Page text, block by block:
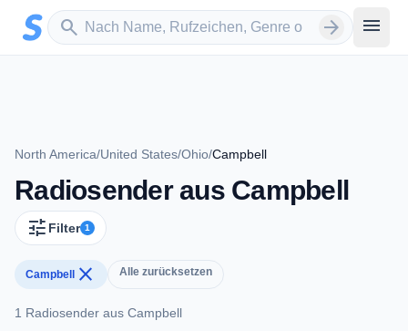
Zum Hauptinhalt springen
search
Sender suchen arrow_forward menu
North America/United States/Ohio/Campbell
Radiosender aus Campbell
tune Filter 1
Campbell close Alle zurücksetzen
1 Radiosender aus Campbell